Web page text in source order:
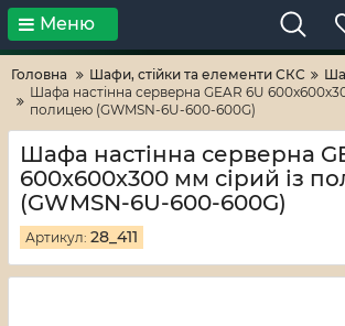
Тільки високі технології!
Меню
Головна Шафи, стійки та елементи СКС
Шафа настінна серверна GEAR 6U
полицею (GWMSN-6U-600-600G)
Шафа настінна серверна
600x600х300 мм сірий із
(GWMSN-6U-600-600G)
Артикул: 28_411